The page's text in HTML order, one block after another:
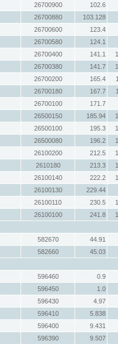
26700900
102.6
26700880
103.128
26700600
123.4
26700580
124.1
26700400 141.1
26700380 141.7
26700200 165.4
26700180 167.7
26700100
171.7
26500150 185.94
26500100 195.3
26500080 196.2
26100200 212.5
2610180 213.3
26100140 222.2
26100130
229.44
26100110 230.5
26100100 241.8
582670
44.91
582660
45.03
596460
0.9
596450
1.0
596430
4.97
596410
5.838
596400
9.431
596390
9.507